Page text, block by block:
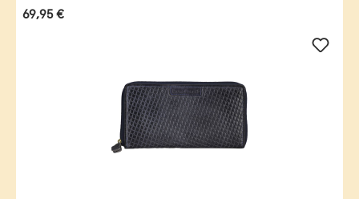
Regulärer Preis:
69,95 €